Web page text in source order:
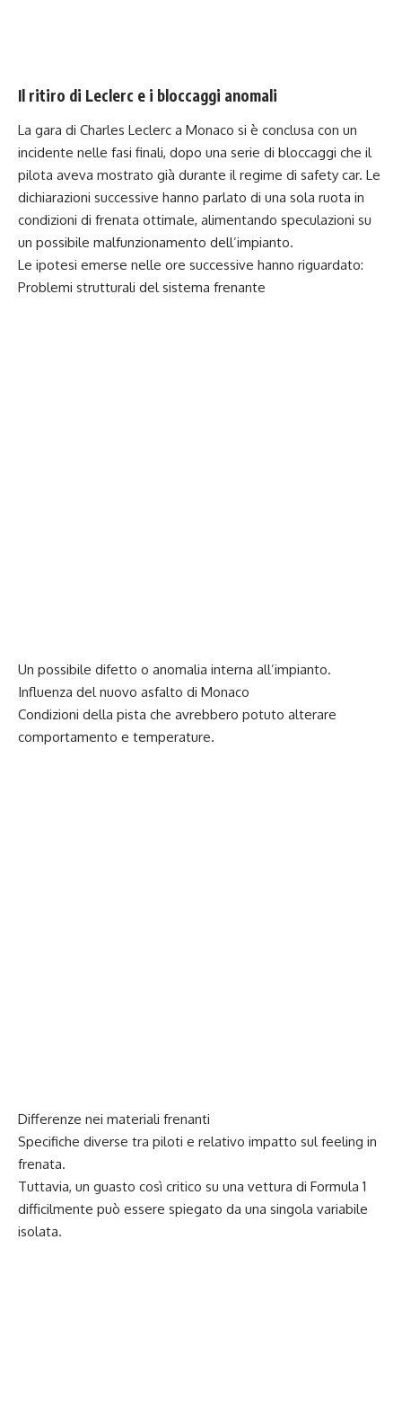
Il ritiro di Leclerc e i bloccaggi anomali
La gara di Charles Leclerc a Monaco si è conclusa con un
incidente nelle fasi finali, dopo una serie di bloccaggi che il
pilota aveva mostrato già durante il regime di safety car. Le
dichiarazioni successive hanno parlato di una sola ruota in
condizioni di frenata ottimale, alimentando speculazioni su
un possibile malfunzionamento dell’impianto.
Le ipotesi emerse nelle ore successive hanno riguardato:
Problemi strutturali del sistema frenante
Un possibile difetto o anomalia interna all’impianto.
Influenza del nuovo asfalto di Monaco
Condizioni della pista che avrebbero potuto alterare
comportamento e temperature.
Differenze nei materiali frenanti
Specifiche diverse tra piloti e relativo impatto sul feeling in
frenata.
Tuttavia, un guasto così critico su una vettura di Formula 1
difficilmente può essere spiegato da una singola variabile
isolata.